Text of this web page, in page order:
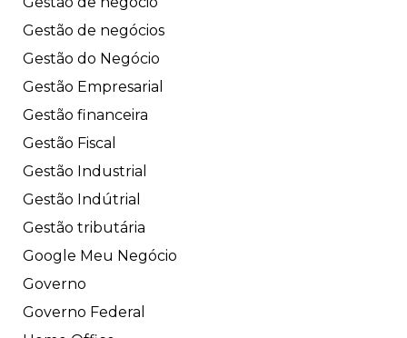
Gestão de negócios
Gestão do Negócio
Gestão Empresarial
Gestão financeira
Gestão Fiscal
Gestão Industrial
Gestão Indútrial
Gestão tributária
Google Meu Negócio
Governo
Governo Federal